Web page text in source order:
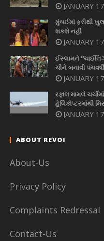
JANUARY
મુંબઈમાં ફરીથી
શકશે નહીં
JANUARY
ઈસ્લામને
ચીને બનાવી
JANUARY
રફાલ મામલે
હેલિકોપ્ટરમાંથી
JANUARY
ABOUT REVOI
About-Us
Privacy Policy
Complaints Redressal
Contact-Us